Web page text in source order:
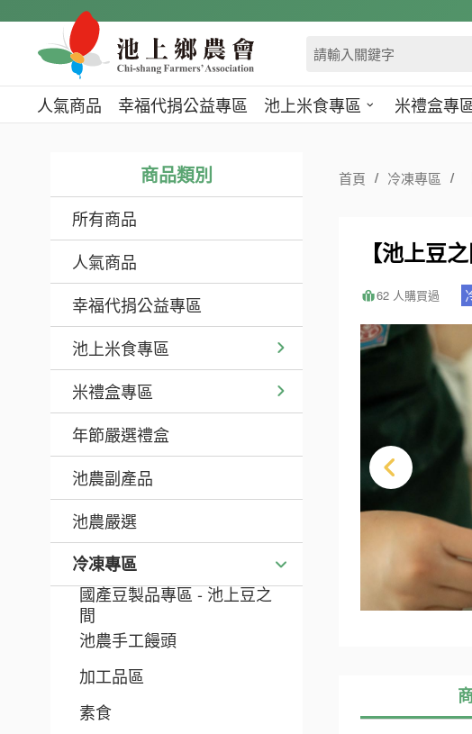
容
人氣商品 幸福代捐公益專區 池上米食專區 米禮盒專
商品類別
所有商品
人氣商品
幸福代捐公益專區
池上米食專區
米禮盒專區
年節嚴選禮盒
池農副產品
池農嚴選
冷凍專區
國產豆製品專區 - 池上豆之
間
池農手工饅頭
加工品區
素食
首頁 冷凍專區
【池上豆
62 人購買過